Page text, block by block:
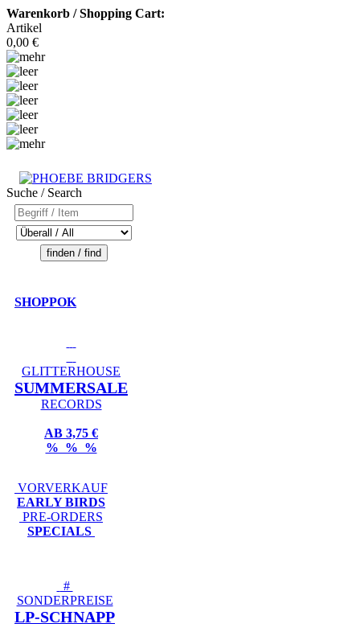
Warenkorb / Shopping Cart:
Artikel
0,00 €
Suche / Search
SHOPPOK
GLITTERHOUSE
SUMMERSALE
RECORDS
AB 3,75 €
% % %
VORVERKAUF
EARLY BIRDS
PRE-ORDERS
SPECIALS
#
SONDERPREISE
LP-SCHNAPP